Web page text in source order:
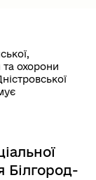
та охорони
Білгород-